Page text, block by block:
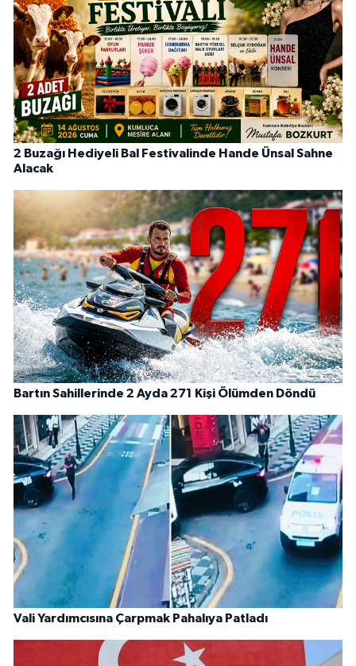
2 Buzağı Hediyeli Bal Festivalinde Hande Ünsal Sahne
Alacak
Bartın Sahillerinde 2 Ayda 271 Kişi Ölümden Döndü
Vali Yardımcısına Çarpmak Pahalıya Patladı